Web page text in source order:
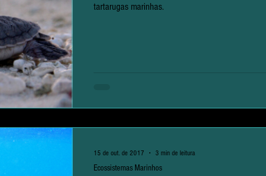
tartarugas marinhas.
Ecossistemas Marinhos
15 de out. de 2017 3 min de leitura